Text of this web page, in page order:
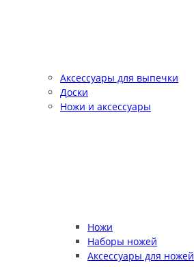
Аксессуары для выпечки
Доски
Ножи и аксессуары
Ножи
Наборы ножей
Аксессуары для ножей